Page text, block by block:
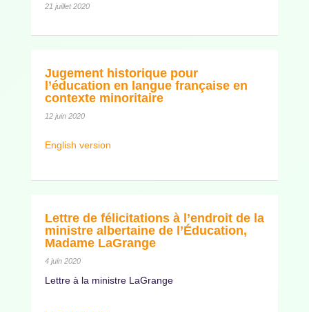
21 juillet 2020
Jugement historique pour
l’éducation en langue française en
contexte minoritaire
12 juin 2020
English version
Lettre de félicitations à l’endroit de la
ministre albertaine de l’Éducation,
Madame LaGrange
4 juin 2020
Lettre à la ministre LaGrange